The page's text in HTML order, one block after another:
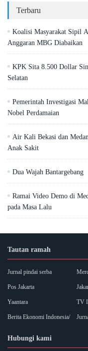
Terbaru
Koalisi Masyarakat Sipil
Anggaran MBG Diabaikan
KPK Sita 8.500 Dollar
Selatan
Pemerintah Investigasi
Nobel Perdamaian
Air Kali Bekasi dan
Anak Sakit
Dua Wajah Bantargebang
Ramai Video Demo di
pada Masa Lalu
Tautan ramah
Jurnal pindai serba
Pos Jakarta
Yaantara TV
Berita Ekonomi Indonesia/
Hubungi kami